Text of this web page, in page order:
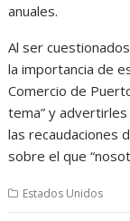
anuales.
Al ser
la importancia de
Comercio de
tema” y
las recaudaciones
sobre el que
Estados Unidos